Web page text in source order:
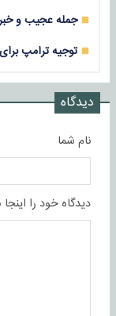
جمله عجیب و
توجیه ترامپ
دیدگاه
نام شما
دیدگاه خود را